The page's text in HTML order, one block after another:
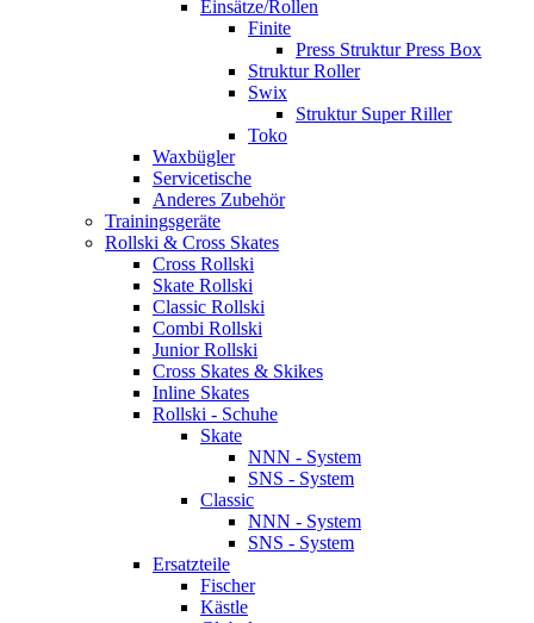
Einsätze/Rollen
Finite
Press Struktur Press Box
Struktur Roller
Swix
Struktur Super Riller
Toko
Waxbügler
Servicetische
Anderes Zubehör
Trainingsgeräte
Rollski & Cross Skates
Cross Rollski
Skate Rollski
Classic Rollski
Combi Rollski
Junior Rollski
Cross Skates & Skikes
Inline Skates
Rollski - Schuhe
Skate
NNN - System
SNS - System
Classic
NNN - System
SNS - System
Ersatzteile
Fischer
Kästle